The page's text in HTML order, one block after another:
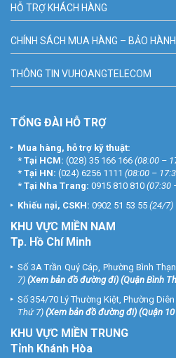
HỖ TRỢ KHÁCH HÀNG
CHÍNH SÁCH MUA HÀNG – BẢO HÀNH
THÔNG TIN VUHOANGTELECOM
TỔNG ĐÀI HỖ TRỢ
Mua hàng, hỗ trợ kỹ thuật:
* Tại HCM: (028) 35 166 166 (08:00 –
* Tại HN: (024) 6256 1111 (08:00 –
* Tại Nha Trang: 0915 810 810 (07:30
Khiếu nại, CSKH: 0902 51 53 55 (24/7)
KHU VỰC MIỀN NAM
Tp. Hồ Chí Minh
Số 3A Trần Quý Cáp, Phường Bình
7) (Xem bản đồ đường đi) (Quận Bình
Số 354/70 Lý Thường Kiệt, Phường
Thứ 7) (Xem bản đồ đường đi) (Quận
KHU VỰC MIỀN TRUNG
Tỉnh Khánh Hòa